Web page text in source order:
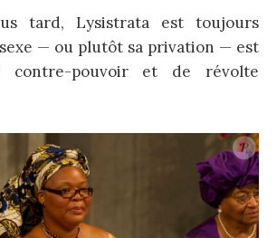
tard, Lysistrata est toujours
— ou plutôt sa privation — est
pouvoir et de révolte